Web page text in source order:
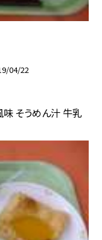
04/22
味 そうめん汁 牛乳